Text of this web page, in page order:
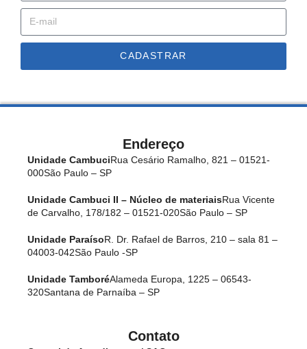
CADASTRAR
Endereço
Unidade CambuciRua Cesário Ramalho, 821 – 01521-
000São Paulo – SP
Unidade Cambuci II – Núcleo de materiaisRua Vicente
de Carvalho, 178/182 – 01521-020São Paulo – SP
Unidade ParaísoR. Dr. Rafael de Barros, 210 – sala 81 –
04003-042São Paulo -SP
Unidade TamboréAlameda Europa, 1225 – 06543-
320Santana de Parnaíba – SP
Contato